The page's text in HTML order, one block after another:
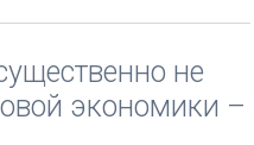
не
экономики –